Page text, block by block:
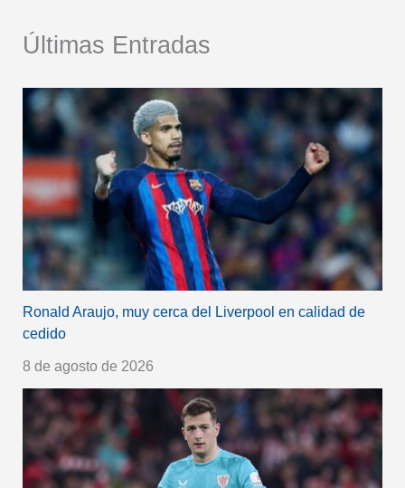
Últimas Entradas
Ronald Araujo, muy cerca del Liverpool en calidad de
cedido
8 de agosto de 2026